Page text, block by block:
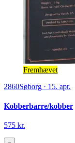
Fremhævet
2860Søborg · 15. apr.
Kobberbarre/kobber
575 kr.